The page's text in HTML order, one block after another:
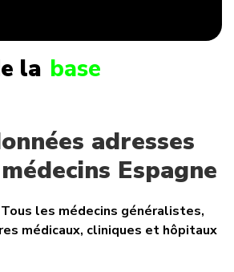
la base
adresses
Espagne
Tous les médecins généralistes,
médicaux, cliniques et hôpitaux